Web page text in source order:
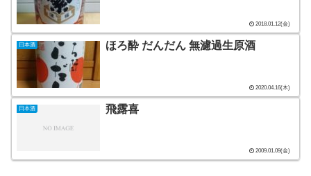
2018.01.12(金)
日本酒 ほろ酔 だんだん 無濾過生原酒
2020.04.16(木)
日本酒 飛露喜
2009.01.09(金)